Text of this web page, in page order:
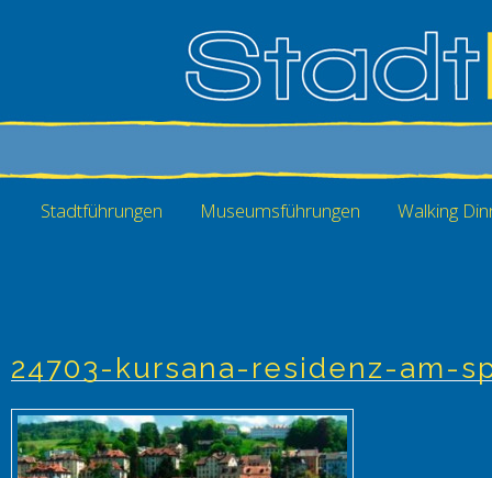
Stadtführungen Museumsführungen
Walking
24703-kursana-residenz-am-